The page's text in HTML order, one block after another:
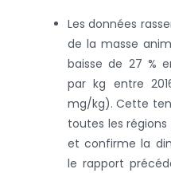
Les données
de la masse
baisse de 27 %
par kg entre
mg/kg). Cette
toutes les régions
et confirme la
le rapport